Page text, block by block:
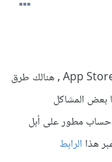
نعم أنت بحاجة إلى جهاز ماك لرفع تطبيقك على App Store , هنالك طرق
بعض المشاكل
حساب مطور على أبل
هذا الرابط